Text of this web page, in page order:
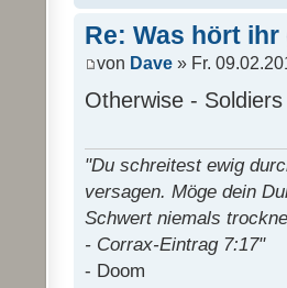
Re: Was hört ihr
von Dave » Fr.
Otherwise - Soldiers
"Du schreitest ewig
versagen. Möge dein
Schwert niemals
- Corrax-Eintrag 7:17"
- Doom